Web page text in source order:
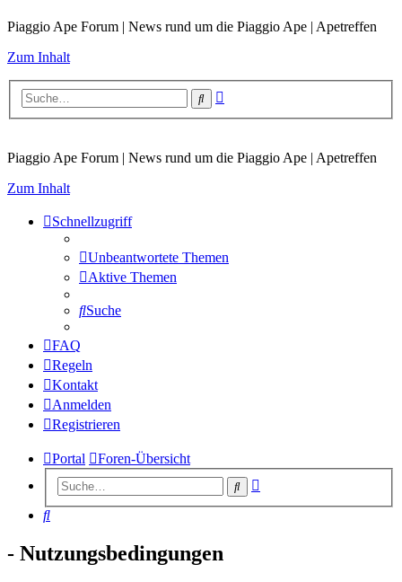
Piaggio Ape Forum | News rund um die Piaggio Ape | Apetreffen
Zum Inhalt
Suche
Piaggio Ape Forum | News rund um die Piaggio Ape | Apetreffen
Zum Inhalt
Schnellzugriff
Unbeantwortete Themen
Aktive Themen
Suche
FAQ
Regeln
Kontakt
Anmelden
Registrieren
Portal Foren-Übersicht
Suche
Suche
- Nutzungsbedingungen